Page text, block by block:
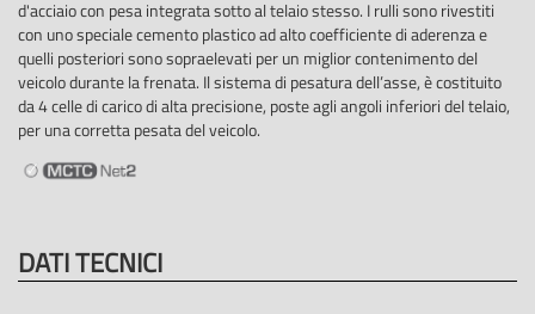
d'acciaio con pesa integrata sotto al telaio stesso. I rulli sono rivestiti
con uno speciale cemento plastico ad alto coefficiente di aderenza e
quelli posteriori sono sopraelevati per un miglior contenimento del
veicolo durante la frenata. Il sistema di pesatura dell’asse, è costituito
da 4 celle di carico di alta precisione, poste agli angoli inferiori del telaio,
per una corretta pesata del veicolo.
DATI TECNICI